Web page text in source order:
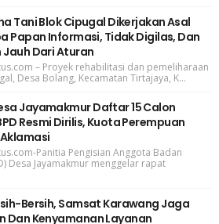
Tani Blok Cipugal Dikerjakan Asal
Papan Informasi, Tidak Digilas, Dan
Dari Aturan
– Proyek rehabilitasi dan pemeliharaan
Desa Bolang, Kecamatan Tirtajaya, K...
Jayamakmur Daftar 15 Calon
Resmi Dirilis, Kuota Perempuan
Panitia Pengisian Anggota Badan
Desa Jayamakmur menggelar rapat
Bersih, Samsat Karawang Jaga
Dan Kenyamanan Layanan